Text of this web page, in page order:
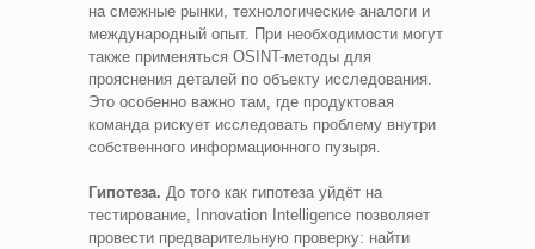
на смежные рынки, технологические аналоги и
международный опыт. При необходимости могут
также применяться OSINT-методы для
прояснения деталей по объекту исследования.
Это особенно важно там, где продуктовая
команда рискует исследовать проблему внутри
собственного информационного пузыря.
Гипотеза. До того как гипотеза уйдёт на
тестирование, Innovation Intelligence позволяет
провести предварительную проверку: найти